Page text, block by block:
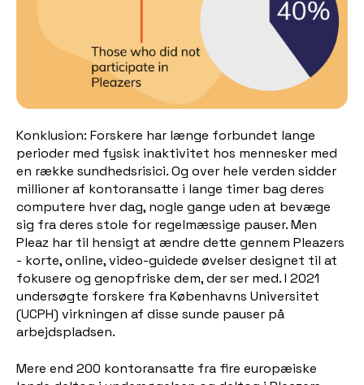
Konklusion: Forskere har længe forbundet lange
perioder med fysisk inaktivitet hos mennesker med
en række sundhedsrisici. Og over hele verden sidder
millioner af kontoransatte i lange timer bag deres
computere hver dag, nogle gange uden at bevæge
sig fra deres stole for regelmæssige pauser. Men
Pleaz har til hensigt at ændre dette gennem Pleazers
- korte, online, video-guidede øvelser designet til at
fokusere og genopfriske dem, der ser med. I 2021
undersøgte forskere fra Københavns Universitet
(UCPH) virkningen af disse sunde pauser på
arbejdspladsen.
Mere end 200 kontoransatte fra fire europæiske